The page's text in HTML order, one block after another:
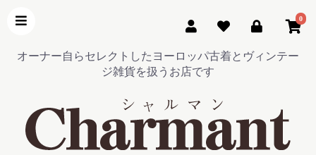
0
オーナー自らセレクトしたヨーロッパ古着とヴィンテー
ジ雑貨を扱うお店です